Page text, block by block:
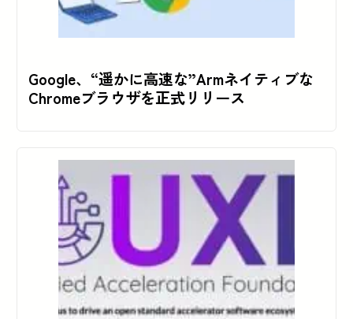
Google、“遥かに高速な”Armネイティブな
Chromeブラウザを正式リリース